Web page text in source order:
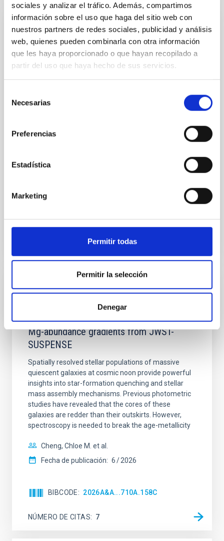
sociales y analizar el tráfico. Además, compartimos
información sobre el uso que haga del sitio web con
nuestros partners de redes sociales, publicidad y análisis
web, quienes pueden combinarla con otra información
que les haya proporcionado o que hayan recopilado a
partir del uso que haya hecho de sus servicios.
Necesarias
Preferencias
Estadística
Marketing
Permitir todas
Permitir la selección
Denegar
CON ÁRBITRO
Magnetic Field Alignment with Dense
Cores in the Transition between Cloud and
we expect to see alignments between the magnetic
field orientation of star-forming dense cores and the
instead, however, that the orientation of cores and
BIBCODE 2026APJ..1003...83Y
NÚMERO DE CITAS 0
CON ÁRBITRO
Clues to inside-out quenching in quiescent
galaxies at 1.2 ≲ z ≲ 2.2: Age, Fe-, and
Mg-abundance gradients from JWST-
SUSPENSE
Spatially resolved stellar populations of massive
quiescent galaxies at cosmic noon provide powerful
insights into star-formation quenching and stellar
mass assembly mechanisms. Previous photometric
studies have revealed that the cores of these
galaxies are redder than their outskirts. However,
spectroscopy is needed to break the age-metallicity
Cheng, Chloe M. et al.
Fecha de publicación: 6 2026
BIBCODE 2026A&A...710A.158C
NÚMERO DE CITAS 7